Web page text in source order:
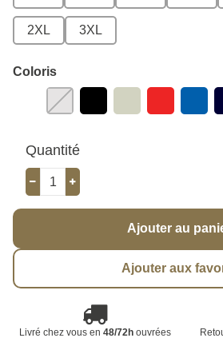
2XL 3XL
Coloris
Quantité
Ajouter au
Ajouter aux
Livré chez vous en 48/72houvrées